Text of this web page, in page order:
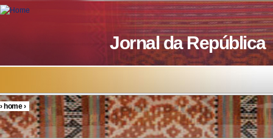
Skip to main content
Jornal da República
You are here
›home›